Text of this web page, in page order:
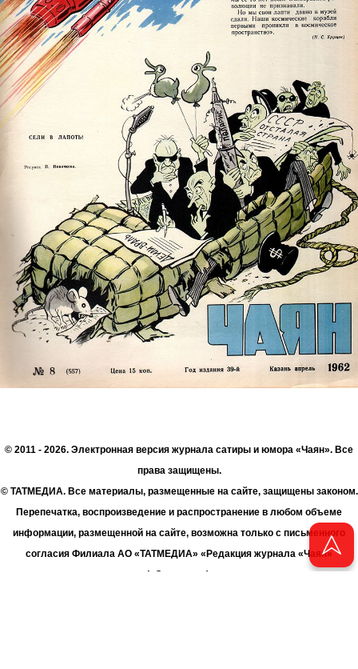
© 2011 - 2026. Электронная версия журнала сатиры и юмора «Чаян». Все
права защищены.
© ТАТМЕДИА. Все материалы, размещенные на сайте, защищены законом.
Перепечатка, воспроизведение и распространение в любом объеме
информации, размещенной на сайте, возможна только с письменного
согласия Филиала АО «ТАТМЕДИА» «Редакция журнала «Чаян»
(«Скорпион»).